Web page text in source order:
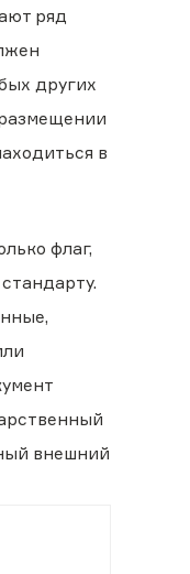
ряд
других
в
флаг,
внешний